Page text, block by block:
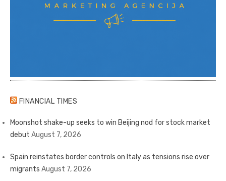
FINANCIAL TIMES
Moonshot shake-up seeks to win Beijing nod for stock market
debut August 7, 2026
Spain reinstates border controls on Italy as tensions rise over
migrants August 7, 2026